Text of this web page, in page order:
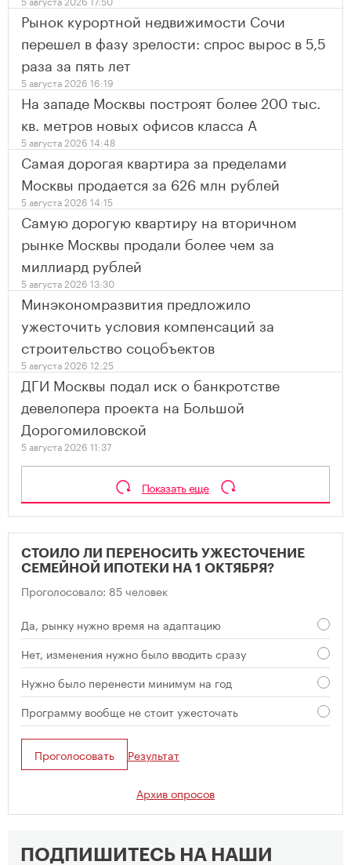
Рынок курортной недвижимости Сочи
перешел в фазу зрелости: спрос вырос в 5,5
раза за пять лет
5 августа 2026 16:19
На западе Москвы построят более 200 тыс.
кв. метров новых офисов класса А
5 августа 2026 14:48
Самая дорогая квартира за пределами
Москвы продается за 626 млн рублей
5 августа 2026 14:15
Самую дорогую квартиру на вторичном
рынке Москвы продали более чем за
миллиард рублей
5 августа 2026 13:30
Минэкономразвития предложило
ужесточить условия компенсаций за
строительство соцобъектов
5 августа 2026 12:25
ДГИ Москвы подал иск о банкротстве
девелопера проекта на Большой
Дорогомиловской
5 августа 2026 11:37
Показать еще
СТОИЛО ЛИ ПЕРЕНОСИТЬ УЖЕСТОЧЕНИЕ
СЕМЕЙНОЙ ИПОТЕКИ НА 1 ОКТЯБРЯ?
Проголосовало: 85 человек
Да, рынку нужно время на адаптацию
Нет, изменения нужно было вводить сразу
Нужно было перенести минимум на год
Программу вообще не стоит ужесточать
Проголосовать Результат
Архив опросов
ПОДПИШИТЕСЬ НА НАШИ